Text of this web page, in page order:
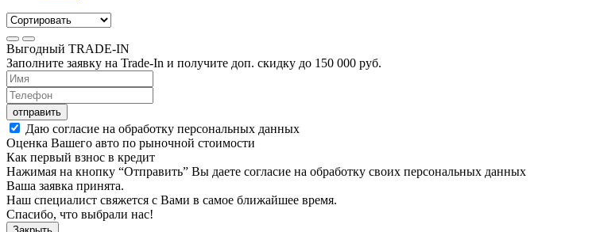
Выгодный TRADE-IN
Заполните заявку на Trade-In и получите доп. скидку до 150 000 руб.
отправить
Даю согласие на обработку персональных данных
Оценка Вашего авто по рыночной стоимости
Как первый взнос в кредит
Нажимая на кнопку “Отправить” Вы даете согласие на обработку своих персональных данных
Ваша заявка принята.
Наш специалист свяжется с Вами в самое ближайшее время.
Спасибо, что выбрали нас!